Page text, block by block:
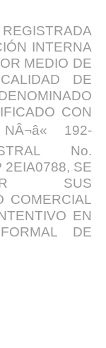
INTERNA
MEDIO DE
DE
CON
192-
No.
2EIA0788, SE
SUS
COMERCIAL
EN
DE